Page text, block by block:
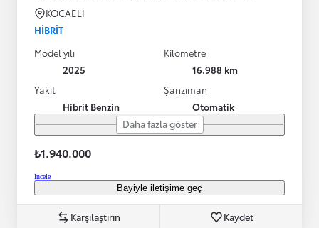
KOCAELİ
HIBRIT
Model yılı
2025
Kilometre
16.988 km
Yakıt
Hibrit Benzin
Şanzıman
Otomatik
Daha fazla göster
₺1.940.000
İncele
Bayiyle iletişime geç
Karşılaştırın Kaydet